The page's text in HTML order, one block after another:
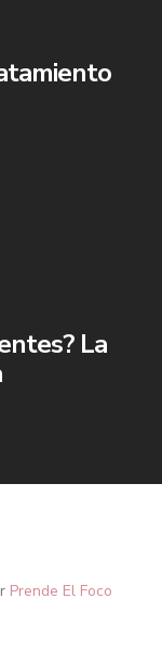
La
Prende El Foco